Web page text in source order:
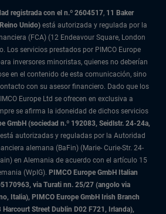
registrada con el n.º 2604517, 11 Baker
Unido) está autorizada y regulada por la
(FCA) (12 Endeavour Square, London
Los servicios prestados por PIMCO Europe
inversores minoristas, quienes no deberían
en el contenido de esta comunicación, sino
con su asesor financiero. Dado que los
Europe Ltd se ofrecen en exclusiva a
se afirma la idoneidad de dichos servicios
GmbH (sociedad n.º 192083, Seidlstr. 24-24a,
está autorizadas y reguladas por la Autoridad
alemana (BaFin) (Marie- Curie-Str. 24-
en Alemania de acuerdo con el artículo 15
(WpIG). PIMCO Europe GmbH Italian
via Turati nn. 25/27 (angolo via
Italia), PIMCO Europe GmbH Irish Branch
Street Dublin D02 F721, Irlanda),